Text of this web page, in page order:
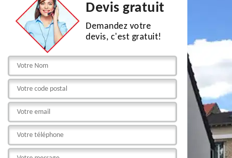
Devis gratuit
Demandez votre
devis, c'est gratuit!